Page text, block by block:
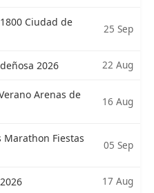
Ciudad de
25 Sep
2026 22 Aug
Arenas de
16 Aug
Marathon Fiestas
05 Sep
17 Aug